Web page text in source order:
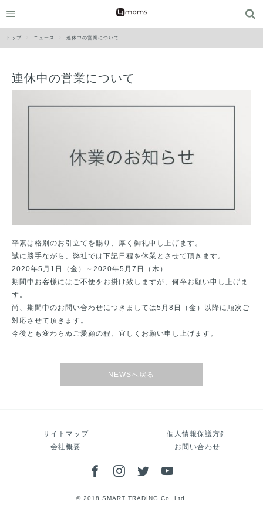
トップ ニュース 連休中の営業について
連休中の営業について
平素は格別のお引立てを賜り、厚く御礼申し上げます。
誠に勝手ながら、弊社では下記日程を休業とさせて頂きます。
2020年5月1日（金）～2020年5月7日（木）
期間中お客様にはご不便をお掛け致しますが、何卒お願い申し上げま
す。
尚、期間中のお問い合わせにつきましては5月8日（金）以降に順次ご
対応させて頂きます。
今後とも変わらぬご愛顧の程、宜しくお願い申し上げます。
NEWSへ戻る
サイトマップ
個人情報保護方針
会社概要
お問い合わせ
© 2018 SMART TRADING Co.,Ltd.